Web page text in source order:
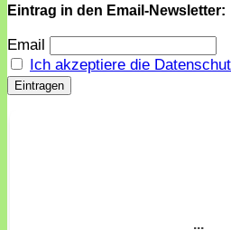
Eintrag in den Email-Newsletter:
Email
Ich akzeptiere die